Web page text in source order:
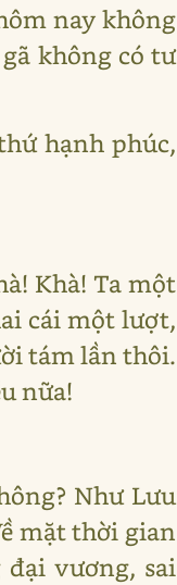
nay không
không có tư
hạnh phúc,
Khà! Ta một
cái một lượt,
tám lần thôi.
nữa!
Như Lưu
mặt thời gian
vương, sai